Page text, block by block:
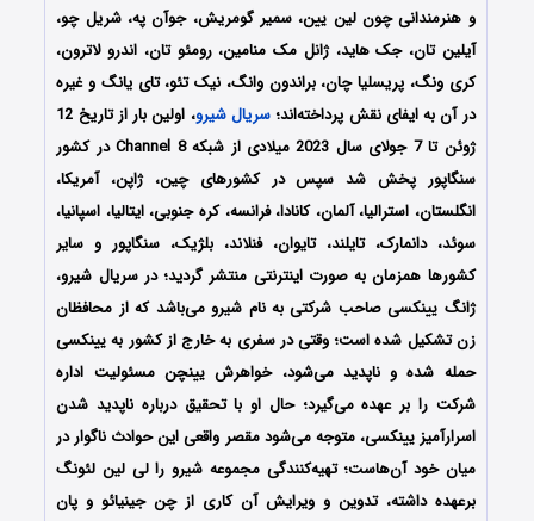
و هنرمندانی چون لین یین، سمیر گومریش، جوآن په، شریل چو،
آیلین تان، جک هاید، ژانل مک منامین، رومئو تان، اندرو لاترون،
کری ونگ، پریسلیا چان، براندون وانگ، نیک تئو، تای یانگ و غیره
در آن به ایفای نقش پرداخته‌اند؛ سریال شیرو
، اولین بار از تاریخ 12
ژوئن تا 7 جولای سال 2023 میلادی از شبکه‌ Channel 8 در کشور
سنگاپور پخش شد سپس در کشورهای چین، ژاپن، آمریکا،
انگلستان، استرالیا، آلمان، کانادا، فرانسه، کره جنوبی، ایتالیا، اسپانیا،
سوئد، دانمارک، تایلند، تایوان، فنلاند، بلژیک، سنگاپور و سایر
کشورها همزمان به صورت اینترنتی منتشر گردید؛ در سریال شیرو،
ژانگ یینکسی صاحب شرکتی به نام شیرو می‌باشد که از محافظان
زن تشکیل شده است؛ وقتی در سفری به خارج از کشور به یینکسی
حمله شده و ناپدید می‌شود، خواهرش یینچن مسئولیت اداره
شرکت را بر عهده می‌گیرد؛ حال او با تحقیق درباره ناپدید شدن
اسرارآمیز یینکسی، متوجه می‌شود مقصر واقعی این حوادث ناگوار در
میان خود آن‌هاست؛ تهیه‌کنندگی مجموعه شیرو را لی لین لئونگ
برعهده داشته، تدوین و ویرایش آن کاری از چن جینیائو و پان